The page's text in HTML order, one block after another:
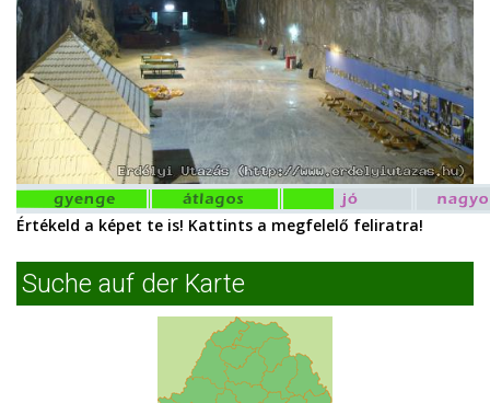
Értékeld a képet te is! Kattints a megfelelő feliratra!
Suche auf der Karte